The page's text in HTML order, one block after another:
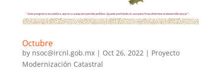
Octubre
by nsoc@ircnl.gob.mx| Oct 26, 2022 | Proyecto
Modernización Catastral